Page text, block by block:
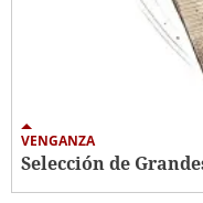
VENGANZA
Selección de